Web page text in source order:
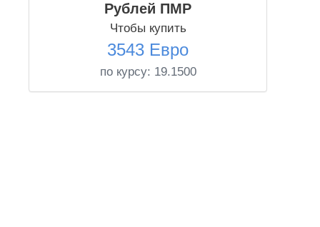
Рублей ПМР
Чтобы купить
3543 Евро
по курсу: 19.1500